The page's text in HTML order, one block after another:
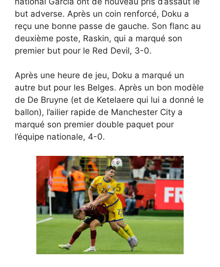
but adverse. Après un coin renforcé, Doku a
reçu une bonne passe de gauche. Son flanc au
deuxième poste, Raskin, qui a marqué son
premier but pour le Red Devil, 3-0.
Après une heure de jeu, Doku a marqué un
autre but pour les Belges. Après un bon modèle
de De Bruyne (et de Ketelaere qui lui a donné le
ballon), l’ailier rapide de Manchester City a
marqué son premier double paquet pour
l’équipe nationale, 4-0.